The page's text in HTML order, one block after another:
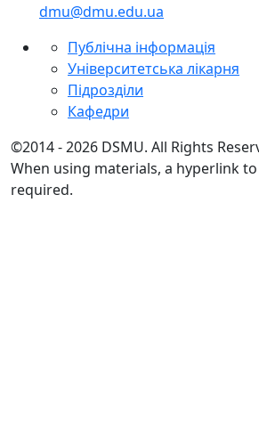
dmu@dmu.edu.ua
Публічна інформація
Університетська лікарня
Підрозділи
Кафедри
©2014 - 2026 DSMU. All Rights
When using materials, a hyperlink
required.